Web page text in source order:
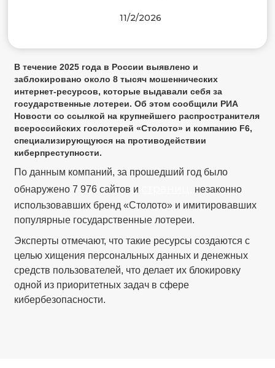
11/2/2026
В течение 2025 года в России выявлено и
заблокировано около 8 тысяч мошеннических
интернет-ресурсов, которые выдавали себя за
государственные лотереи. Об этом сообщили РИА
Новости со ссылкой на крупнейшего распространителя
всероссийских гослотерей «Столото» и компанию F6,
специализирующуюся на противодействии
киберпреступности.
По данным компаний, за прошедший год было
обнаружено 7 976 сайтов и
незаконно
использовавших бренд «Столото» и имитировавших
популярные государственные лотереи.
Эксперты отмечают, что такие ресурсы создаются с
целью хищения персональных данных и денежных
средств пользователей, что делает их блокировку
одной из приоритетных задач в сфере
кибербезопасности.